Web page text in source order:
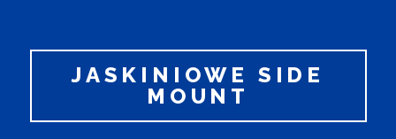
JASKINIOWE SIDE
MOUNT